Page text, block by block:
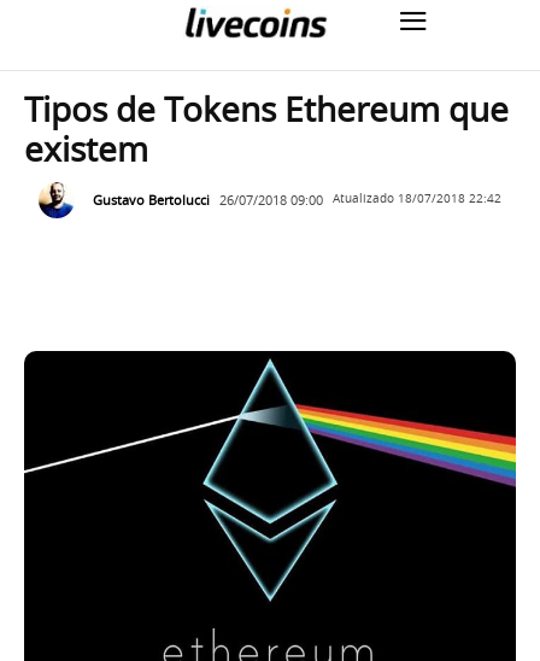
Tipos de Tokens Ethereum que
existem
Gustavo Bertolucci 26/07/2018 09:00 Atualizado 18/07/2018 22:42